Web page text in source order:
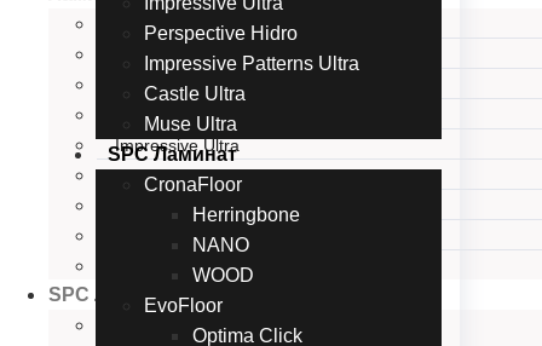
Perspective Hidro
Impressive Patterns Ultra
Castle Ultra
Muse Ultra
SPC Ламинат
CronaFloor
Herringbone
NANO
WOOD
EvoFloor
Optima Click
Classic Plus Hidro
Eligna
Eligna Patchwork
Impressive
Impressive Ultra
Perspective Hidro
Impressive Patterns Ultra
Castle Ultra
Muse Ultra
SPC Ламинат
CronaFloor